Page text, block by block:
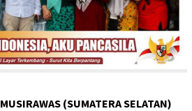
(SUMATERA SELATAN)